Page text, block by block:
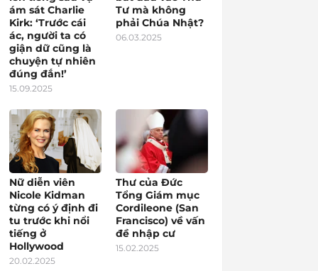
ám sát Charlie
Kirk: ‘Trước cái
ác, người ta có
giận dữ cũng là
chuyện tự nhiên
đúng đắn!’
15.09.2025
Tư mà không
phải Chúa Nhật?
06.03.2025
Nữ diễn viên
Nicole Kidman
từng có ý định đi
tu trước khi nổi
tiếng ở
Hollywood
20.02.2025
Thư của Đức
Tổng Giám mục
Cordileone (San
Francisco) về vấn
đề nhập cư
15.02.2025